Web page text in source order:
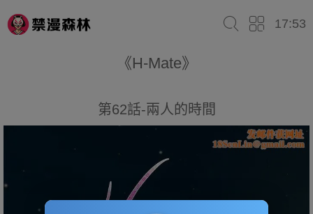
17:53
《H-Mate》
第62話-兩人的時間